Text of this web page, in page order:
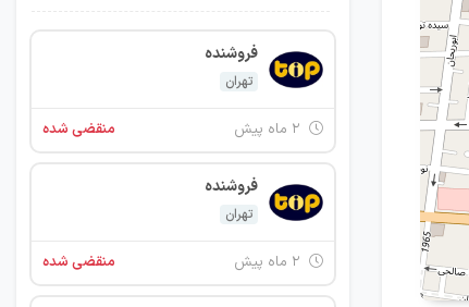
فروشنده
تهران
منقضی شده
فروشنده
تهران
منقضی شده